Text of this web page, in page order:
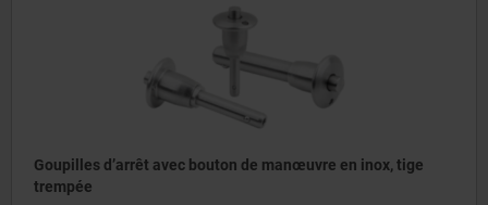
Goupilles d’arrêt avec bouton de manœuvre en inox, tige
trempée